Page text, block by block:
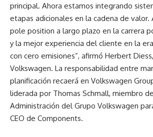
principal. Ahora estamos integrando
etapas adicionales en la cadena de valor.
pole position a largo plazo en la carrera
y la mejor experiencia del cliente en la
con cero emisiones”, afirmó Herbert
Volkswagen. La responsabilidad entre
planificación recaerá en Volkswagen
liderada por Thomas Schmall, miembro
Administración del Grupo Volkswagen
CEO de Components.